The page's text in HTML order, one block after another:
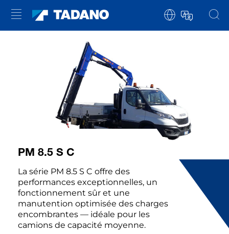
PM 8.5 S C
La série PM 8.5 S C offre des
performances exceptionnelles, un
fonctionnement sûr et une
manutention optimisée des charges
encombrantes — idéale pour les
camions de capacité moyenne.